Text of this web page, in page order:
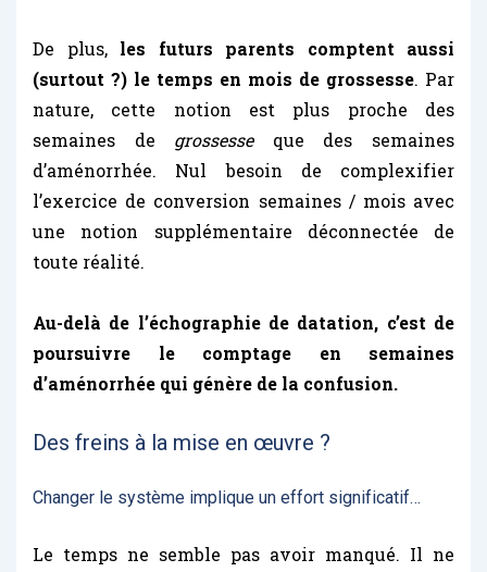
De plus, les futurs parents comptent aussi
(surtout ?) le temps en mois de grossesse. Par
nature, cette notion est plus proche des
semaines de grossesse que des semaines
d’aménorrhée. Nul besoin de complexifier
l’exercice de conversion semaines / mois avec
une notion supplémentaire déconnectée de
toute réalité.
Au-delà de l’échographie de datation, c’est de
poursuivre le comptage en semaines
d’aménorrhée qui génère de la confusion.
Des freins à la mise en œuvre ?
Changer le système implique un effort significatif…
Le temps ne semble pas avoir manqué. Il ne